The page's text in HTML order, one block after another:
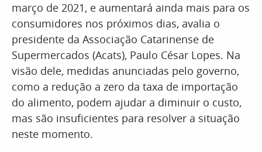
março de 2021, e aumentará ainda mais para os
consumidores nos próximos dias, avalia o
presidente da Associação Catarinense de
Supermercados (Acats), Paulo César Lopes. Na
visão dele, medidas anunciadas pelo governo,
como a redução a zero da taxa de importação
do alimento, podem ajudar a diminuir o custo,
mas são insuficientes para resolver a situação
neste momento.